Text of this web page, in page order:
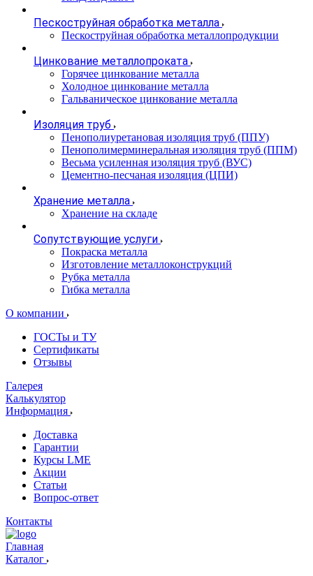
Пескоструйная обработка металла
Пескоструйная обработка металлопродукции
Цинкование металлопроката
Горячее цинкование металла
Холодное цинкование металла
Гальваническое цинкование металла
Изоляция труб
Пенополиуретановая изоляция труб (ППУ)
Пенополимерминеральная изоляция труб (ППМ)
Весьма усиленная изоляция труб (ВУС)
Цементно-песчаная изоляция (ЦПИ)
Хранение металла
Хранение на складе
Сопутствующие услуги
Покраска металла
Изготовление металлоконструкций
Рубка металла
Гибка металла
О компании
ГОСТы и ТУ
Сертификаты
Отзывы
Галерея
Калькулятор
Информация
Доставка
Гарантии
Курсы LME
Акции
Статьи
Вопрос-ответ
Контакты
Главная
Каталог